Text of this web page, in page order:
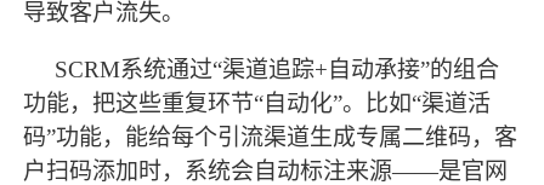
导致客户流失。
SCRM系统通过“渠道追踪+自动承接”的组合
功能，把这些重复环节“自动化”。比如“渠道活
码”功能，能给每个引流渠道生成专属二维码，客
户扫码添加时，系统会自动标注来源——是官网